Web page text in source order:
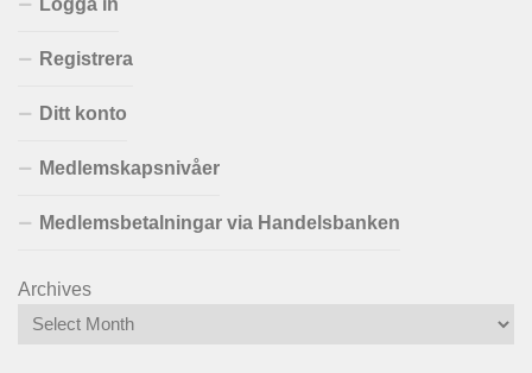
Logga in
Registrera
Ditt konto
Medlemskapsnivåer
Medlemsbetalningar via Handelsbanken
Archives